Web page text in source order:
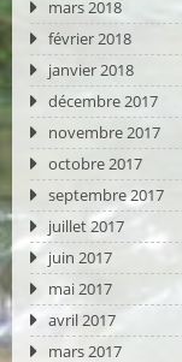
mars 2018
février 2018
janvier 2018
décembre 2017
novembre 2017
octobre 2017
septembre 2017
juillet 2017
juin 2017
mai 2017
avril 2017
mars 2017